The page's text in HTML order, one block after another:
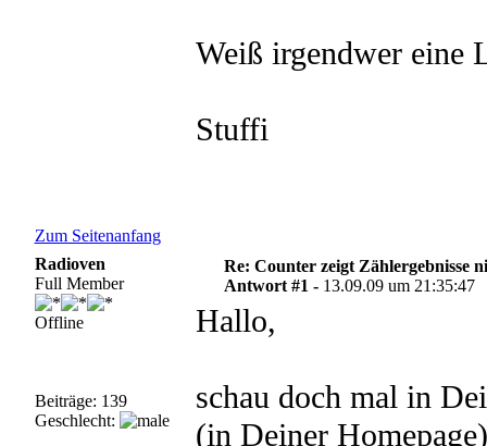
Weiß irgendwer eine
Stuffi
Zum Seitenanfang
Radioven
Full Member
Offline
Beiträge: 139
Geschlecht:
Re: Counter zeigt Zählergebnisse
Antwort #1 - 13.09.09 um 21:35:47
Hallo,
schau doch mal in
(in Deiner